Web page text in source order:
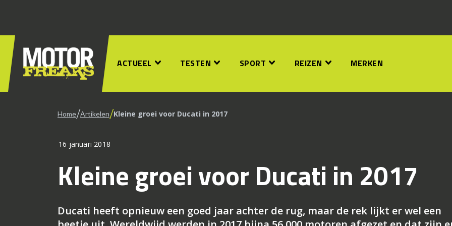
ACTUEEL TESTEN SPORT REIZEN MERKEN
Home/Artikelen/Kleine groei voor Ducati in 2017
16 januari 2018
Kleine groei voor Ducati in 2017
Ducati heeft opnieuw een goed jaar achter de rug, maar de rek lijkt er wel een